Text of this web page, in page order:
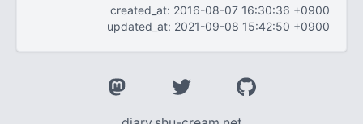
created_at: 2016-08-07 16:30:36 +0900
updated_at: 2021-09-08 15:42:50 +0900